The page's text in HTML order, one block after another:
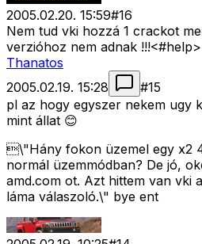
2005.02.20. 15:59#16
Nem tud vki hozzá 1 crackot
verzióhoz nem adnak !!!<#help>
Thanatos
2005.02.19. 15:28
#15
pl az hogy egyszer nekem ugy
mint állat 😊
\"Hány fokon üzemel egy x2
normál üzemmódban? De jó,
amd.com ot. Azt hittem van vki
láma válaszoló.\" bye ent